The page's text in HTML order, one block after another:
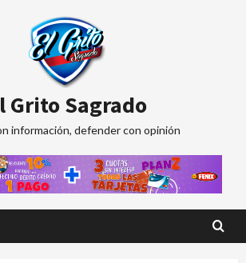
Grito Sagrado
información, defender con opinión